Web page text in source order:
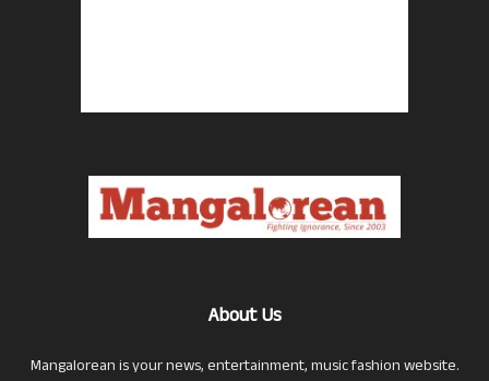
About Us
Mangalorean is your news, entertainment, music fashion website.